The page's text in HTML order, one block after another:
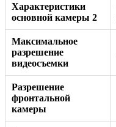
Характеристики
основной камеры 2
Максимальное
разрешение
видеосъемки
Разрешение
фронтальной
камеры